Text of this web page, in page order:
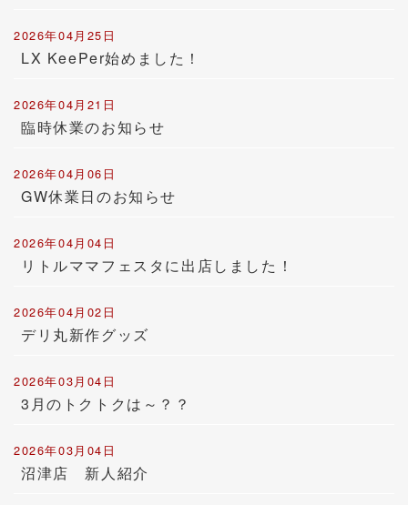
2026年04月25日
LX KeePer始めました！
2026年04月21日
臨時休業のお知らせ
2026年04月06日
GW休業日のお知らせ
2026年04月04日
リトルママフェスタに出店しました！
2026年04月02日
デリ丸新作グッズ
2026年03月04日
3月のトクトクは～？？
2026年03月04日
沼津店 新人紹介